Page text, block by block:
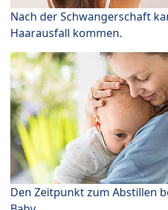
Nach der Schwangerschaft
Haarausfall kommen.
Den Zeitpunkt zum Abstillen